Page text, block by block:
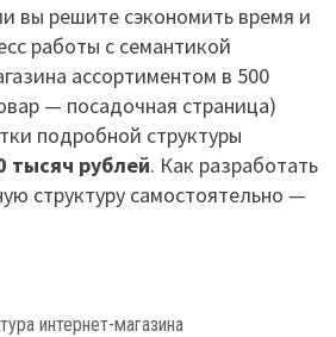
вы решите сэкономить время и
работы с семантикой
ассортиментом в 500
— посадочная страница)
подробной структуры
тысяч рублей. Как разработать
структуру самостоятельно —
интернет-магазина